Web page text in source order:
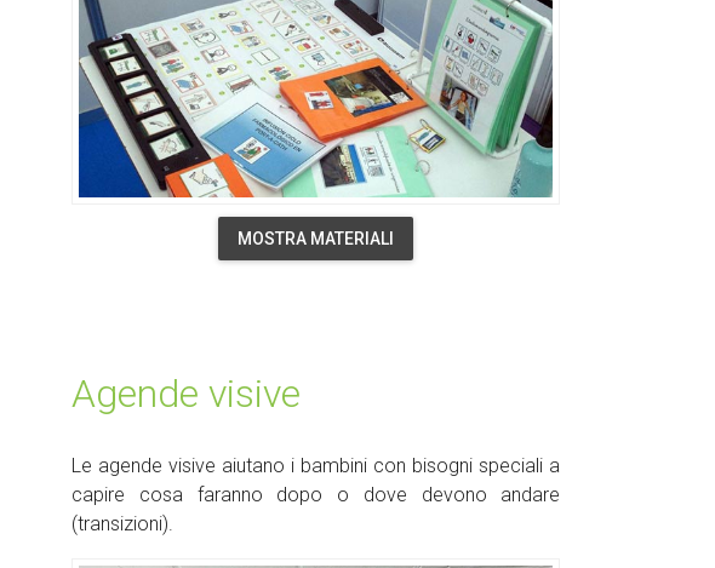
MOSTRA MATERIALI
Agende visive
Le agende visive aiutano i bambini con bisogni speciali a
capire cosa faranno dopo o dove devono andare
(transizioni).